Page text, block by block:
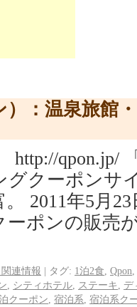
）：温泉旅館
http://qpon.jp/
クーポンサ
2011年5月
ーポンの販売
連情報 | タグ: 1泊2食 Qpon
シティホテル ステーキ
デ
クーポン 宿泊系 宿泊系ク